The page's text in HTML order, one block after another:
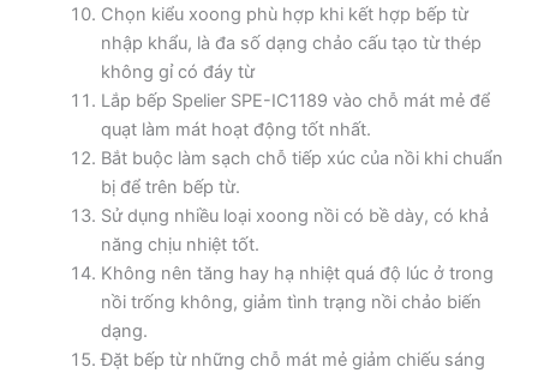
Chọn kiểu xoong phù hợp khi kết hợp bếp từ
nhập khẩu, là đa số dạng chảo cấu tạo từ thép
không gỉ có đáy từ
Lắp bếp Spelier SPE-IC1189 vào chỗ mát mẻ để
quạt làm mát hoạt động tốt nhất.
Bắt buộc làm sạch chỗ tiếp xúc của nồi khi chuẩn
bị để trên bếp từ.
Sử dụng nhiều loại xoong nồi có bề dày, có khả
năng chịu nhiệt tốt.
Không nên tăng hay hạ nhiệt quá độ lúc ở trong
nồi trống không, giảm tình trạng nồi chảo biến
dạng.
Đặt bếp từ những chỗ mát mẻ giảm chiếu sáng